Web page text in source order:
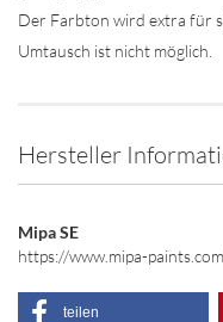
Der Farbton wird extra für
Umtausch ist nicht möglich.
Hersteller
Mipa SE
https://www.mipa-
teilen